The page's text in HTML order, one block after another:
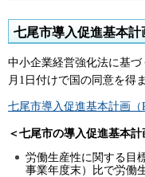
七尾市導入促進基本計
中小企業経営強化法に基
月1日付けで国の同意を得
七尾市導入促進基本計画（
＜七尾市の導入促進基本計
労働生産性に関する目
事業年度末）比で労働